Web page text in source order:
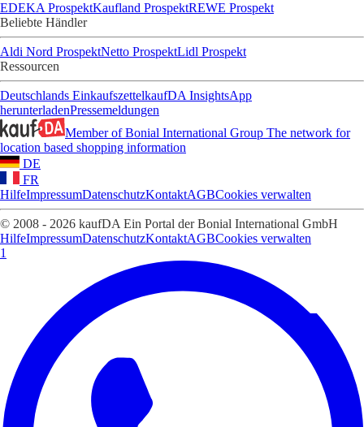
EDEKA ProspektKaufland ProspektREWE Prospekt
Beliebte Händler
Aldi Nord ProspektNetto ProspektLidl Prospekt
Ressourcen
Deutschlands EinkaufszettelkaufDA InsightsApp
herunterladenPressemeldungen
Member of Bonial International Group The network for
location based shopping information
DE
FR
HilfeImpressumDatenschutzKontaktAGBCookies verwalten
© 2008 - 2026 kaufDA Ein Portal der Bonial International GmbH
HilfeImpressumDatenschutzKontaktAGBCookies verwalten
1